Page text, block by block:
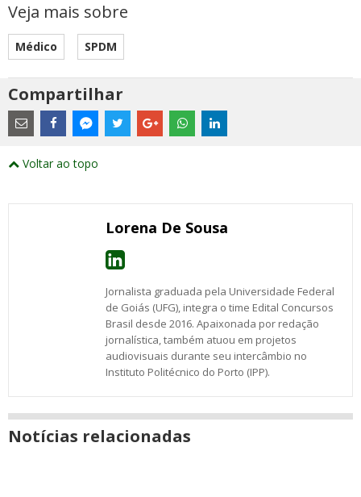
Veja mais sobre
Médico SPDM
Compartilhar
Estes
são
links
externos
abrirão
post post este
post
Voltar ao topo
Lorena De Sousa
Jornalista graduada pela Universidade Federal
de Goiás (UFG), integra o time Edital Concursos
Brasil desde 2016. Apaixonada por redação
jornalística, também atuou em projetos
audiovisuais durante seu intercâmbio no
Instituto Politécnico do Porto (IPP).
Notícias relacionadas